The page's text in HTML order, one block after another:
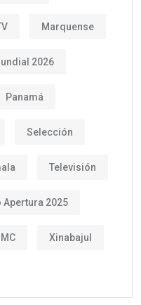
Marquense
2026
Panamá
Selección
Televisión
Apertura 2025
Xinabajul